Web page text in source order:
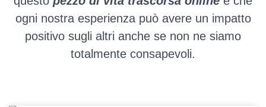
ogni nostra esperienza può avere un impatto
positivo sugli altri anche se non ne siamo
totalmente consapevoli.